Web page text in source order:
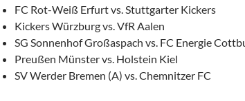
FC Rot-Weiß Erfurt vs. Stuttgarter Kickers
Kickers Würzburg vs. VfR Aalen
SG Sonnenhof Großaspach vs. FC Energie
Preußen Münster vs. Holstein Kiel
SV Werder Bremen (A) vs. Chemnitzer FC